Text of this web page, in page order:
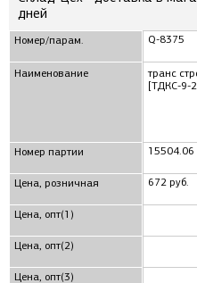
дней
Номер/парам.
Наименование
Номер партии
Цена, розничная
Цена, опт(1)
Цена, опт(2)
Цена, опт(3)
Q-8375
транс
[ТДКС-9-
15504.06
672 руб.